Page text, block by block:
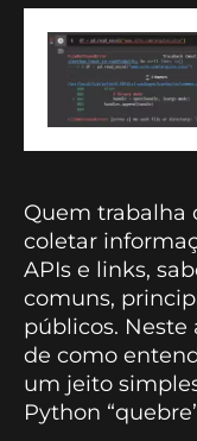
Quem trabalha
coletar
APIs e links,
comuns,
públicos.
de como
um jeito
Python